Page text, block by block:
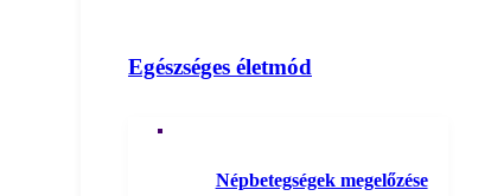
Egészséges életmód
Népbetegségek megelőzése